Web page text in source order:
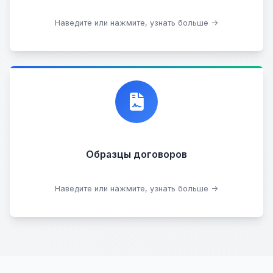
Наведите или нажмите, узнать больше →
Стать партнером
Образцы договоров
Наведите или нажмите, узнать больше →
Договор купли-продажи
Скачать образцы